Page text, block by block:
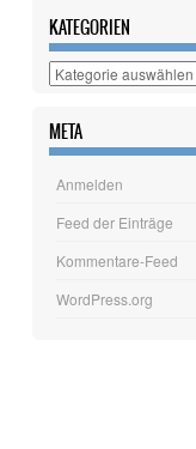
KATEGORIEN
Kategorien
META
Anmelden
Feed der Einträge
Kommentare-Feed
WordPress.org